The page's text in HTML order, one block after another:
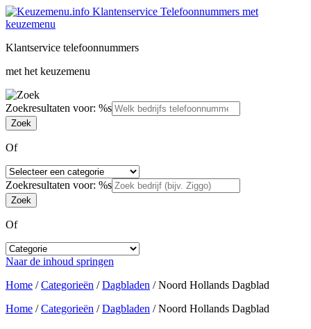
Klantservice telefoonnummers
met het keuzemenu
Zoekresultaten voor: %s
Of
Zoekresultaten voor: %s
Of
Naar de inhoud springen
Home /Categorieën /Dagbladen /Noord Hollands Dagblad
Home /Categorieën /Dagbladen /Noord Hollands Dagblad